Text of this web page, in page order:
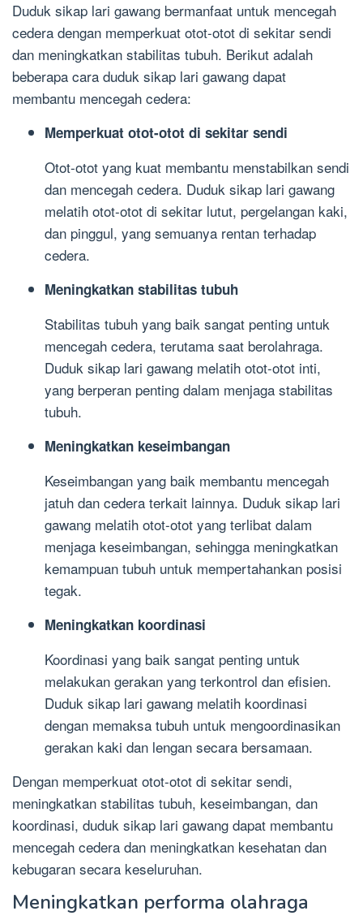
Duduk sikap lari gawang bermanfaat untuk mencegah
cedera dengan memperkuat otot-otot di sekitar sendi
dan meningkatkan stabilitas tubuh. Berikut adalah
beberapa cara duduk sikap lari gawang dapat
membantu mencegah cedera:
Memperkuat otot-otot di sekitar sendi
Otot-otot yang kuat membantu menstabilkan sendi
dan mencegah cedera. Duduk sikap lari gawang
melatih otot-otot di sekitar lutut, pergelangan kaki,
dan pinggul, yang semuanya rentan terhadap
cedera.
Meningkatkan stabilitas tubuh
Stabilitas tubuh yang baik sangat penting untuk
mencegah cedera, terutama saat berolahraga.
Duduk sikap lari gawang melatih otot-otot inti,
yang berperan penting dalam menjaga stabilitas
tubuh.
Meningkatkan keseimbangan
Keseimbangan yang baik membantu mencegah
jatuh dan cedera terkait lainnya. Duduk sikap lari
gawang melatih otot-otot yang terlibat dalam
menjaga keseimbangan, sehingga meningkatkan
kemampuan tubuh untuk mempertahankan posisi
tegak.
Meningkatkan koordinasi
Koordinasi yang baik sangat penting untuk
melakukan gerakan yang terkontrol dan efisien.
Duduk sikap lari gawang melatih koordinasi
dengan memaksa tubuh untuk mengoordinasikan
gerakan kaki dan lengan secara bersamaan.
Dengan memperkuat otot-otot di sekitar sendi,
meningkatkan stabilitas tubuh, keseimbangan, dan
koordinasi, duduk sikap lari gawang dapat membantu
mencegah cedera dan meningkatkan kesehatan dan
kebugaran secara keseluruhan.
Meningkatkan performa olahraga